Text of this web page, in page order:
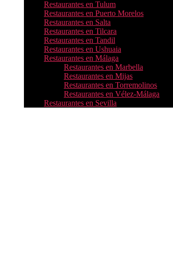
Restaurantes en Tulum
Restaurantes en Puerto Morelos
Restaurantes en Salta
Restaurantes en Tilcara
Restaurantes en Tandil
Restaurantes en Ushuaia
Restaurantes en Málaga
Restaurantes en Marbella
Restaurantes en Mijas
Restaurantes en Torremolinos
Restaurantes en Vélez-Málaga
Restaurantes en Sevilla